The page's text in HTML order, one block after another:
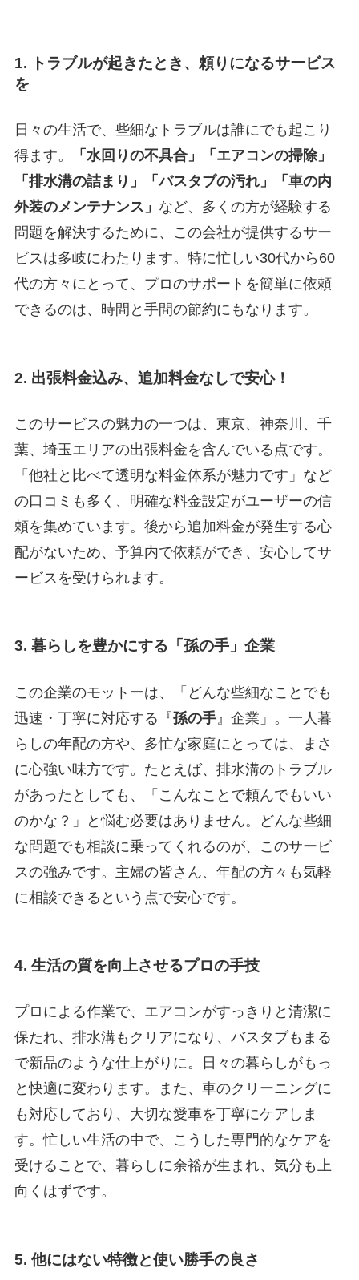
1. トラブルが起きたとき、頼りになるサービス
を
日々の生活で、些細なトラブルは誰にでも起こり
得ます。
「水回りの不具合」「エアコンの掃除」
「排水溝の詰まり」「バスタブの汚れ」「車の内
外装のメンテナンス」 など、多くの方が経験する
問題を解決するために、この会社が提供するサー
ビスは多岐にわたります。特に忙しい30代から60
代の方々にとって、プロのサポートを簡単に依頼
できるのは、時間と手間の節約にもなります。
2. 出張料金込み、追加料金なしで安心！
このサービスの魅力の一つは、東京、神奈川、千
葉、埼玉エリアの出張料金を含んでいる点です。
「他社と比べて透明な料金体系が魅力です」など
の口コミも多く、明確な料金設定がユーザーの信
頼を集めています。後から追加料金が発生する心
配がないため、予算内で依頼ができ、安心してサ
ービスを受けられます。
3. 暮らしを豊かにする「孫の手」企業
この企業のモットーは、「どんな些細なことでも
迅速・丁寧に対応する『孫の手』企業」。一人暮
らしの年配の方や、多忙な家庭にとっては、まさ
に心強い味方です。たとえば、排水溝のトラブル
があったとしても、「こんなことで頼んでもいい
のかな？」と悩む必要はありません。どんな些細
な問題でも相談に乗ってくれるのが、このサービ
スの強みです。主婦の皆さん、年配の方々も気軽
に相談できるという点で安心です。
4. 生活の質を向上させるプロの手技
プロによる作業で、エアコンがすっきりと清潔に
保たれ、排水溝もクリアになり、バスタブもまる
で新品のような仕上がりに。日々の暮らしがもっ
と快適に変わります。また、車のクリーニングに
も対応しており、大切な愛車を丁寧にケアしま
す。忙しい生活の中で、こうした専門的なケアを
受けることで、暮らしに余裕が生まれ、気分も上
向くはずです。
5. 他にはない特徴と使い勝手の良さ